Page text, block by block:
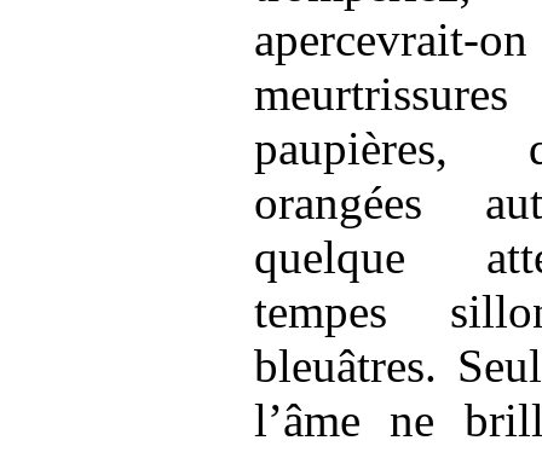
paupières,
orangées
quelque
tempes
bleuâtres.
l’âme ne